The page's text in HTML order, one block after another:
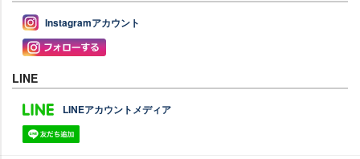
Instagramアカウント
LINE
LINEアカウントメディア